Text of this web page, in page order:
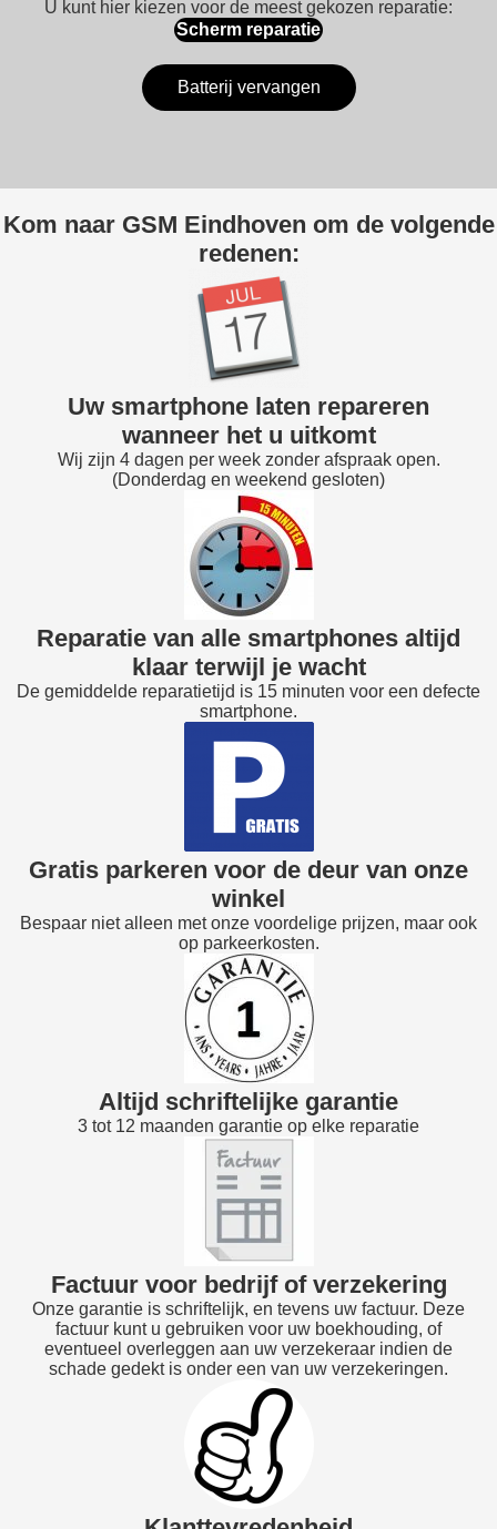
U kunt hier kiezen voor de meest gekozen reparatie:
Scherm reparatie
Batterij vervangen
Kom naar GSM Eindhoven om de volgende
redenen:
Uw smartphone laten repareren
wanneer het u uitkomt
Wij zijn 4 dagen per week zonder afspraak open.
(Donderdag en weekend gesloten)
Reparatie van alle smartphones altijd
klaar terwijl je wacht
De gemiddelde reparatietijd is 15 minuten voor een defecte
smartphone.
Gratis parkeren voor de deur van onze
winkel
Bespaar niet alleen met onze voordelige prijzen, maar ook
op parkeerkosten.
Altijd schriftelijke garantie
3 tot 12 maanden garantie op elke reparatie
Factuur voor bedrijf of verzekering
Onze garantie is schriftelijk, en tevens uw factuur. Deze
factuur kunt u gebruiken voor uw boekhouding, of
eventueel overleggen aan uw verzekeraar indien de
schade gedekt is onder een van uw verzekeringen.